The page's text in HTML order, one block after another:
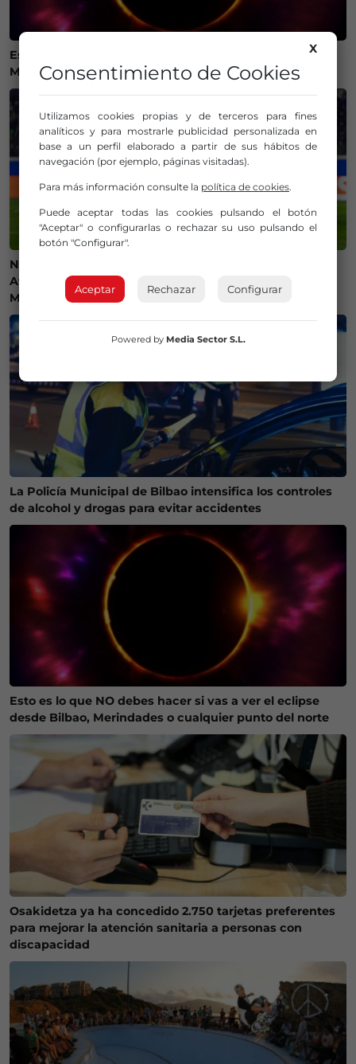
Estos son los mejores lugares de Bizkaia y Las
Merindades para ver el eclipse del 12 de agosto
Ni camisetas ni bufandas: prohibidos los símbolos del
Athletic Club en el amistoso ante el Olympique de
Marsella
La Policía Municipal de Bilbao intensifica los controles
de alcohol y drogas para evitar accidentes
Esto es lo que NO debes hacer si vas a ver el eclipse
desde Bilbao, Merindades o cualquier punto del norte
Osakidetza ya ha concedido 2.750 tarjetas preferentes
para mejorar la atención sanitaria a personas con
discapacidad
X
Consentimiento de Cookies
Utilizamos cookies propias y de terceros para fines
analíticos y para mostrarle publicidad personalizada en
base a un perfil elaborado a partir de sus hábitos de
navegación (por ejemplo, páginas visitadas).
Para más información consulte la política de cookies.
Puede aceptar todas las cookies pulsando el botón
"Aceptar" o configurarlas o rechazar su uso pulsando el
botón "Configurar".
Aceptar Rechazar Configurar
Powered by Media Sector S.L.